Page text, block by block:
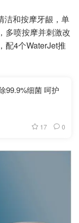
洁和按摩牙龈，单
多喷按摩并刺激改
配4个WaterJet推
99.9%细菌 呵护
17 0